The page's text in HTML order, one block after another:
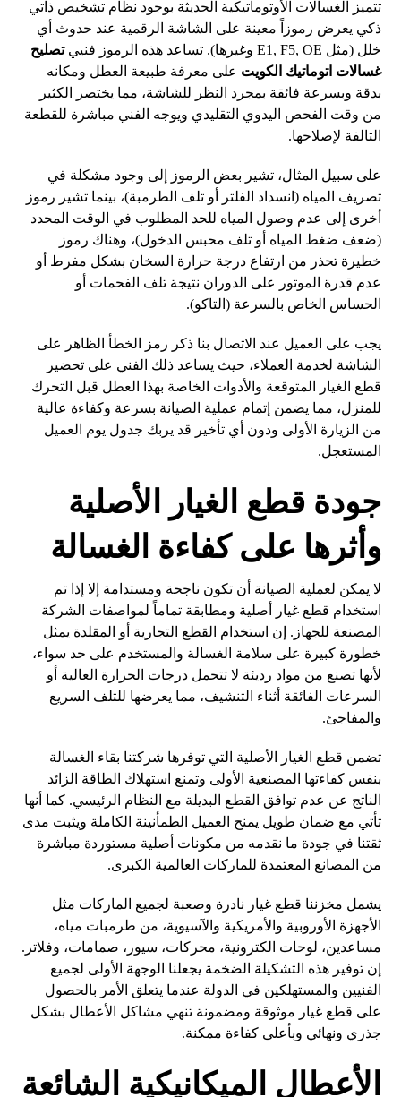
تتميز الغسالات الأوتوماتيكية الحديثة بوجود نظام تشخيص ذاتي
ذكي يعرض رموزاً معينة على الشاشة الرقمية عند حدوث أي
خلل (مثل E1, F5, OE وغيرها). تساعد هذه الرموز فنيي
تصليح
غسالات اتوماتيك الكويت على معرفة طبيعة العطل ومكانه
بدقة وبسرعة فائقة بمجرد النظر للشاشة، مما يختصر الكثير
من وقت الفحص اليدوي التقليدي ويوجه الفني مباشرة للقطعة
التالفة لإصلاحها.
على سبيل المثال، تشير بعض الرموز إلى وجود مشكلة في
تصريف المياه (انسداد الفلتر أو تلف الطرمبة)، بينما تشير رموز
أخرى إلى عدم وصول المياه للحد المطلوب في الوقت المحدد
(ضعف ضغط المياه أو تلف محبس الدخول)، وهناك رموز
خطيرة تحذر من ارتفاع درجة حرارة السخان بشكل مفرط أو
عدم قدرة الموتور على الدوران نتيجة تلف الفحمات أو
الحساس الخاص بالسرعة (التاكو).
يجب على العميل عند الاتصال بنا ذكر رمز الخطأ الظاهر على
الشاشة لخدمة العملاء، حيث يساعد ذلك الفني على تحضير
قطع الغيار المتوقعة والأدوات الخاصة بهذا العطل قبل التحرك
للمنزل، مما يضمن إتمام عملية الصيانة بسرعة وكفاءة عالية
من الزيارة الأولى ودون أي تأخير قد يربك جدول يوم العميل
المستعجل.
جودة قطع الغيار الأصلية
وأثرها على كفاءة الغسالة
لا يمكن لعملية الصيانة أن تكون ناجحة ومستدامة إلا إذا تم
استخدام قطع غيار أصلية ومطابقة تماماً لمواصفات الشركة
المصنعة للجهاز. إن استخدام القطع التجارية أو المقلدة يمثل
خطورة كبيرة على سلامة الغسالة والمستخدم على حد سواء،
لأنها تصنع من مواد رديئة لا تتحمل درجات الحرارة العالية أو
السرعات الفائقة أثناء التنشيف، مما يعرضها للتلف السريع
والمفاجئ.
تضمن قطع الغيار الأصلية التي توفرها شركتنا بقاء الغسالة
بنفس كفاءتها المصنعية الأولى وتمنع استهلاك الطاقة الزائد
الناتج عن عدم توافق القطع البديلة مع النظام الرئيسي. كما أنها
تأتي مع ضمان طويل يمنح العميل الطمأنينة الكاملة ويثبت مدى
ثقتنا في جودة ما نقدمه من مكونات أصلية مستوردة مباشرة
من المصانع المعتمدة للماركات العالمية الكبرى.
يشمل مخزننا قطع غيار نادرة وصعبة لجميع الماركات مثل
الأجهزة الأوروبية والأمريكية والآسيوية، من طرمبات مياه،
مساعدين، لوحات الكترونية، محركات، سيور، صمامات، وفلاتر.
إن توفير هذه التشكيلة الضخمة يجعلنا الوجهة الأولى لجميع
الفنيين والمستهلكين في الدولة عندما يتعلق الأمر بالحصول
على قطع غيار موثوقة ومضمونة تنهي مشاكل الأعطال بشكل
جذري ونهائي وبأعلى كفاءة ممكنة.
الأعطال الميكانيكية الشائعة